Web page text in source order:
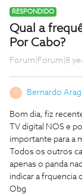
RESPONDIDO
Qual a
Por Cabo?
Forum|Forum|8
B Bernardo
Bom dia, fiz
TV digital NOS e
importante para a
Todos os outros
apenas o panda
indicar a frquencia
Obg